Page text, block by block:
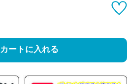
カートに入れる